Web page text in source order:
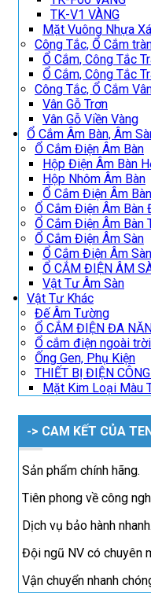
TK-V1 VÀNG
Mặt Vuông Nhựa
Công Tắc, Ổ Cắm
Ổ Cắm, Công Tắc
Ổ Cắm, Công Tắc
Công Tắc, Ổ Cắm
Vân Gỗ Trơn
Vân Gỗ Viền Vàng
Ổ Cắm Âm Bàn, Âm
Ổ Cắm Điện Âm Bàn
Hộp Điện Âm Bàn
Hộp Nhôm Âm Bàn
Ổ Cắm Điện Âm
Ổ Cắm Điện Âm Bàn
Ổ Cắm Điện Âm Bàn
Ổ Cắm Điện Âm Sàn
Ổ Cắm Điện Âm
Ổ CẮM ĐIỆN ÂM
Vật Tư Âm Sàn
Vật Tư Khác
Đế Âm Tường
Ổ CẮM ĐIỆN ĐA
Ổ cắm điện ngoài trời
Ống Gen, Phụ Kiện
THIẾT BỊ ĐIỆN
Mặt Kim Loại Màu
-> CAM KẾT CỦA
Sản phẩm chính hãng.
Tiên phong về công
Dịch vụ bảo hành nhanh.
Đội ngũ NV có chuyên
Vận chuyển nhanh